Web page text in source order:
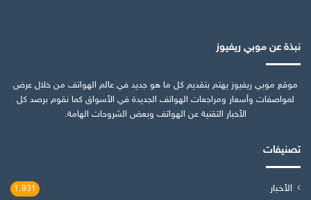
نبذة عن موبي ريفيوز
موقع موبي ريفيوز يهتم بتقديم كل ما هو جديد في عالم الهواتف من خلال عرض
لمواصفات وأسعار ومراجعات الهواتف الجديدة في الأسواق كما نقوم برصد كل
الأخبار التقنية عن الهواتف وبعض الشروحات الهامة.
تصنيفات
الأخبار 1٬931